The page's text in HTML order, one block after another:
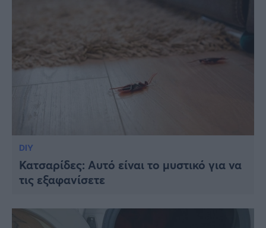
DIY
Κατσαρίδες: Αυτό είναι το μυστικό για να
τις εξαφανίσετε